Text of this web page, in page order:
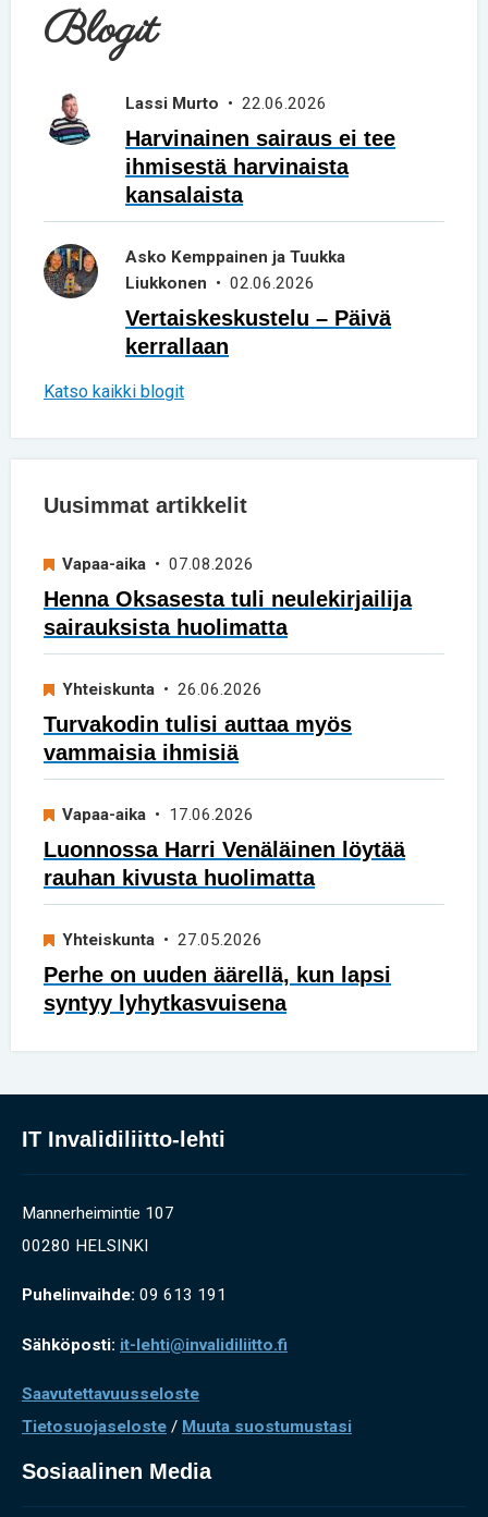
Blogit
Lassi Murto • 22.06.2026
Harvinainen sairaus ei tee
ihmisestä harvinaista
kansalaista
Asko Kemppainen ja Tuukka
Liukkonen • 02.06.2026
Vertaiskeskustelu – Päivä
kerrallaan
Katso kaikki blogit
Uusimmat artikkelit
Vapaa-aika • 07.08.2026
Henna Oksasesta tuli neulekirjailija
sairauksista huolimatta
Yhteiskunta • 26.06.2026
Turvakodin tulisi auttaa myös
vammaisia ihmisiä
Vapaa-aika • 17.06.2026
Luonnossa Harri Venäläinen löytää
rauhan kivusta huolimatta
Yhteiskunta • 27.05.2026
Perhe on uuden äärellä, kun lapsi
syntyy lyhytkasvuisena
IT Invalidiliitto-lehti
Mannerheimintie 107
00280 HELSINKI
Puhelinvaihde: 09 613 191
Sähköposti: it-lehti@invalidiliitto.fi
Saavutettavuusseloste
Tietosuojaseloste / Muuta suostumustasi
Sosiaalinen Media